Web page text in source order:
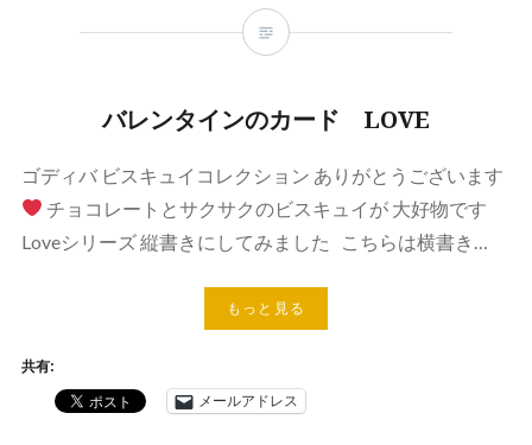
バレンタインのカード LOVE
ゴディバ ビスキュイコレクション ありがとうございます
チョコレートとサクサクのビスキュイが 大好物です
Loveシリーズ 縦書きにしてみました こちらは横書き…
もっと見る
共有:
メールアドレス